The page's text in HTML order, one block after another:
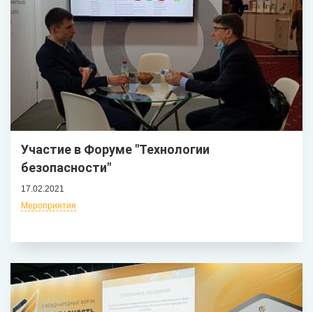
Участие в Форуме "Технологии
безопасности"
17.02.2021
Мероприятия